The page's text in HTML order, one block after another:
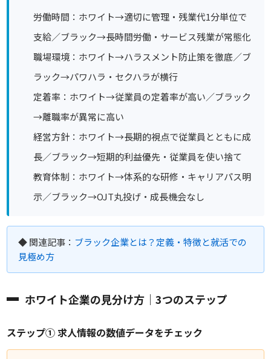
労働時間：ホワイト→適切に管理・残業代1分単位で
支給／ブラック→長時間労働・サービス残業が常態化
職場環境：ホワイト→ハラスメント防止策を徹底／ブ
ラック→パワハラ・セクハラが横行
定着率：ホワイト→従業員の定着率が高い／ブラック
→離職率が異常に高い
経営方針：ホワイト→長期的視点で従業員とともに成
長／ブラック→短期的利益優先・従業員を使い捨て
教育体制：ホワイト→体系的な研修・キャリアパス明
示／ブラック→OJT丸投げ・成長機会なし
◆ 関連記事： ブラック企業とは？定義・特徴と就活での
見極め方
ホワイト企業の見分け方｜3つのステップ
ステップ① 求人情報の数値データをチェック